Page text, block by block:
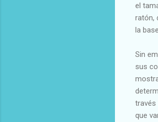
el
ratón,
la
Sin
sus
través
que